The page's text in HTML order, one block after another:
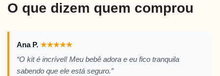
O que dizem quem comprou
Ana P. ★★★★★
“O kit é incrível! Meu bebê adora e eu fico tranquila
sabendo que ele está seguro.”